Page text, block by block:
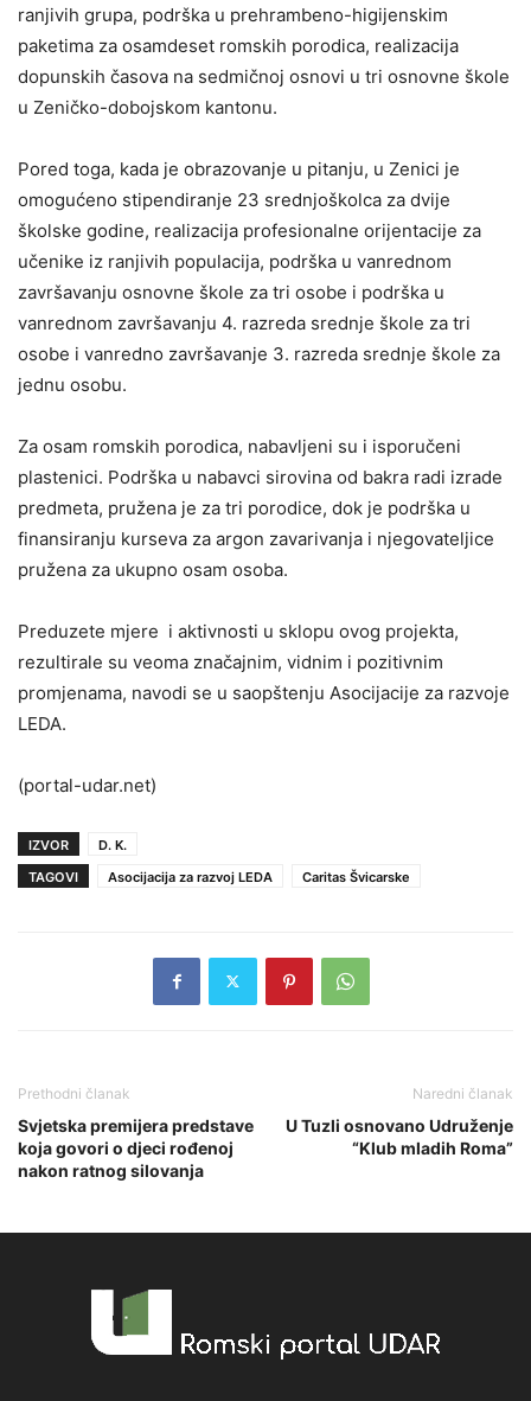
ranjivih grupa, podrška u prehrambeno-higijenskim
paketima za osamdeset romskih porodica, realizacija
dopunskih časova na sedmičnoj osnovi u tri osnovne škole
u Zeničko-dobojskom kantonu.
Pored toga, kada je obrazovanje u pitanju, u Zenici je
omogućeno stipendiranje 23 srednjoškolca za dvije
školske godine, realizacija profesionalne orijentacije za
učenike iz ranjivih populacija, podrška u vanrednom
završavanju osnovne škole za tri osobe i podrška u
vanrednom završavanju 4. razreda srednje škole za tri
osobe i vanredno završavanje 3. razreda srednje škole za
jednu osobu.
Za osam romskih porodica, nabavljeni su i isporučeni
plastenici. Podrška u nabavci sirovina od bakra radi izrade
predmeta, pružena je za tri porodice, dok je podrška u
finansiranju kurseva za argon zavarivanja i njegovateljice
pružena za ukupno osam osoba.
Preduzete mjere i aktivnosti u sklopu ovog projekta,
rezultirale su veoma značajnim, vidnim i pozitivnim
promjenama, navodi se u saopštenju Asocijacije za razvoje
LEDA.
(portal-udar.net)
IZVOR
D. K.
TAGOVI
Asocijacija za razvoj LEDA Caritas Švicarske
Prethodni članak
Svjetska premijera predstave
koja govori o djeci rođenoj
nakon ratnog silovanja
Naredni članak
U Tuzli osnovano Udruženje
“Klub mladih Roma”